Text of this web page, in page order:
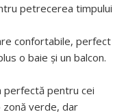
petrecerea timpului
confortabile, perfect
o baie și un balcon.
perfectă pentru cei
verde, dar